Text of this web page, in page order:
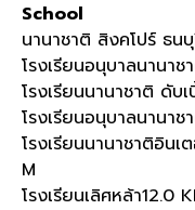
School
นานาชาติ สิงคโปร์ ธน
โรงเรียนอนุบาลนานา
โรงเรียนนานาชาติ ดับ
โรงเรียนอนุบาลนานาช
โรงเรียนนานาชาติอินเ
M
โรงเรียนเลิศหล้า12.0